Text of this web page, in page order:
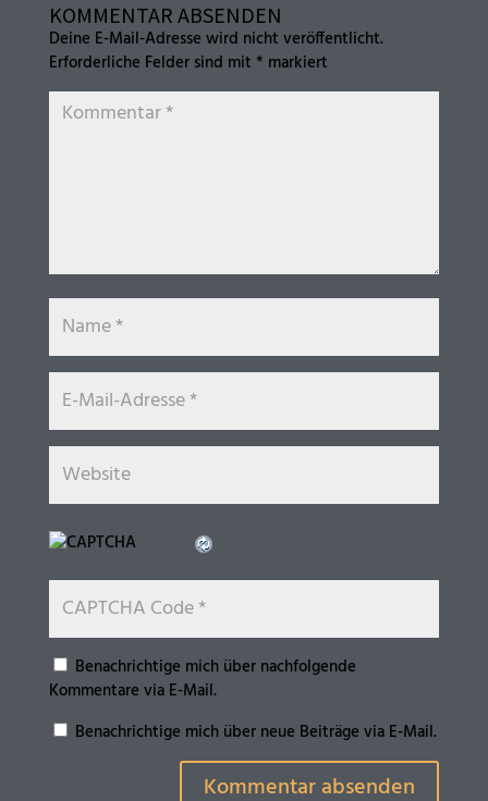
KOMMENTAR ABSENDEN
Deine E-Mail-Adresse wird nicht veröffentlicht.
Erforderliche Felder sind mit * markiert
Benachrichtige mich über nachfolgende
Kommentare via E-Mail.
Benachrichtige mich über neue Beiträge via E-Mail.